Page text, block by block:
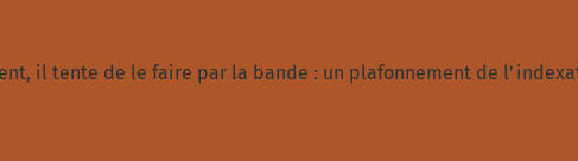
il tente de le faire par la bande : un plafonnement de